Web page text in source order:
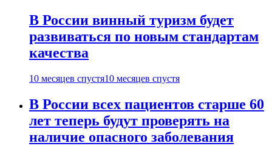
В России винный туризм будет
развиваться по новым стандартам
качества
10 месяцев спустя10 месяцев спустя
В России всех пациентов старше 60
лет теперь будут проверять на
наличие опасного заболевания